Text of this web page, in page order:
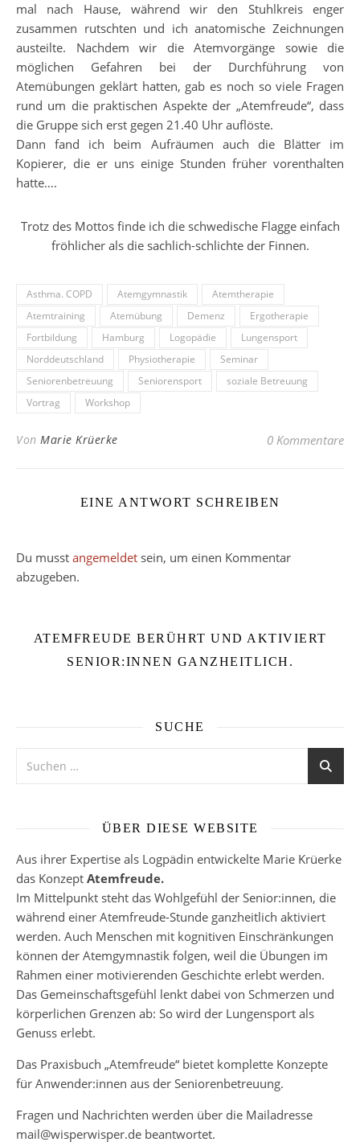
mal nach Hause, während wir den Stuhlkreis enger
zusammen rutschten und ich anatomische Zeichnungen
austeilte. Nachdem wir die Atemvorgänge sowie die
möglichen Gefahren bei der Durchführung von
Atemübungen geklärt hatten, gab es noch so viele Fragen
rund um die praktischen Aspekte der „Atemfreude“, dass
die Gruppe sich erst gegen 21.40 Uhr auflöste.
Dann fand ich beim Aufräumen auch die Blätter im
Kopierer, die er uns einige Stunden früher vorenthalten
hatte….
Trotz des Mottos finde ich die schwedische Flagge einfach
fröhlicher als die sachlich-schlichte der Finnen.
Asthma. COPD Atemgymnastik
Atemtherapie
Atemtraining
Atemübung Demenz
Ergotherapie
Fortbildung
Hamburg Logopädie
Lungensport
Norddeutschland
Physiotherapie
Seminar
Seniorenbetreuung
Seniorensport
soziale Betreuung
Vortrag
Workshop
Von Marie Krüerke 0 Kommentare
EINE ANTWORT SCHREIBEN
Du musst angemeldet sein, um einen Kommentar
abzugeben.
ATEMFREUDE BERÜHRT UND AKTIVIERT
SENIOR:INNEN GANZHEITLICH.
SUCHE
ÜBER DIESE WEBSITE
Aus ihrer Expertise als Logpädin entwickelte Marie Krüerke
das Konzept Atemfreude.
Im Mittelpunkt steht das Wohlgefühl der Senior:innen, die
während einer Atemfreude-Stunde ganzheitlich aktiviert
werden. Auch Menschen mit kognitiven Einschränkungen
können der Atemgymnastik folgen, weil die Übungen im
Rahmen einer motivierenden Geschichte erlebt werden.
Das Gemeinschaftsgefühl lenkt dabei von Schmerzen und
körperlichen Grenzen ab: So wird der Lungensport als
Genuss erlebt.
Das Praxisbuch „Atemfreude“ bietet komplette Konzepte
für Anwender:innen aus der Seniorenbetreuung.
Fragen und Nachrichten werden über die Mailadresse
mail@wisperwisper.de beantwortet.